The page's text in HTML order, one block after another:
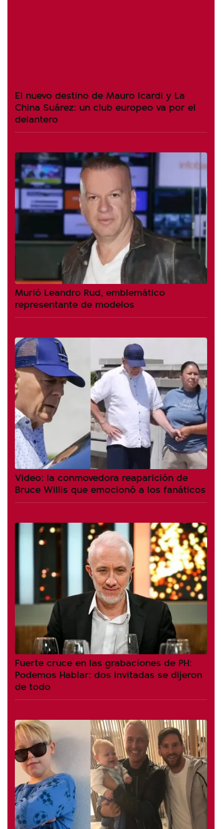
El nuevo destino de Mauro Icardi y La
China Suárez: un club europeo va por el
delantero
Murió Leandro Rud, emblemático
representante de modelos
Video: la conmovedora reaparición de
Bruce Willis que emocionó a los fanáticos
Fuerte cruce en las grabaciones de PH:
Podemos Hablar: dos invitadas se dijeron
de todo